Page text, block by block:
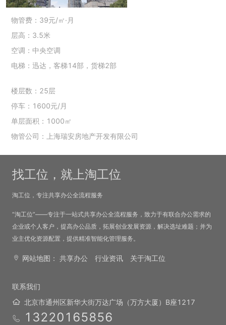
物管费：39元/㎡·月
层高：3.5米
空调：中央空调
电梯：迅达，客梯14部，货梯2部
楼层数：25层
停车：1600元/月
单层面积：1000㎡
物管公司：上海瑞安房地产开发有限公司
找工位，就上淘工位
淘工位，专注共享办公全流程服务
“淘工位”——专注于一站式共享办公全流程服务，致力于有联合办公需求的
企业或个人客户，提高办公品质，拓展创业发展资源，解决选址难题；并为
业主优化资源配置，提供精准智能化管理服务。
网站地图： 共享办公 行业资讯 关于淘工位
联系我们
北京市通州区新华大街万达广场（万方大厦）B座1217
13220165856